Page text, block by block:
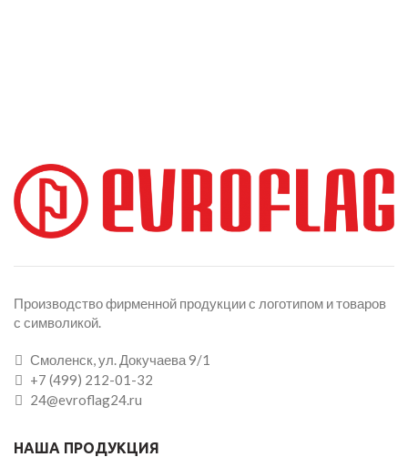
Производство фирменной продукции с логотипом и товаров
с символикой.
Смоленск, ул. Докучаева 9/1
+7 (499) 212-01-32
24@evroflag24.ru
НАША ПРОДУКЦИЯ